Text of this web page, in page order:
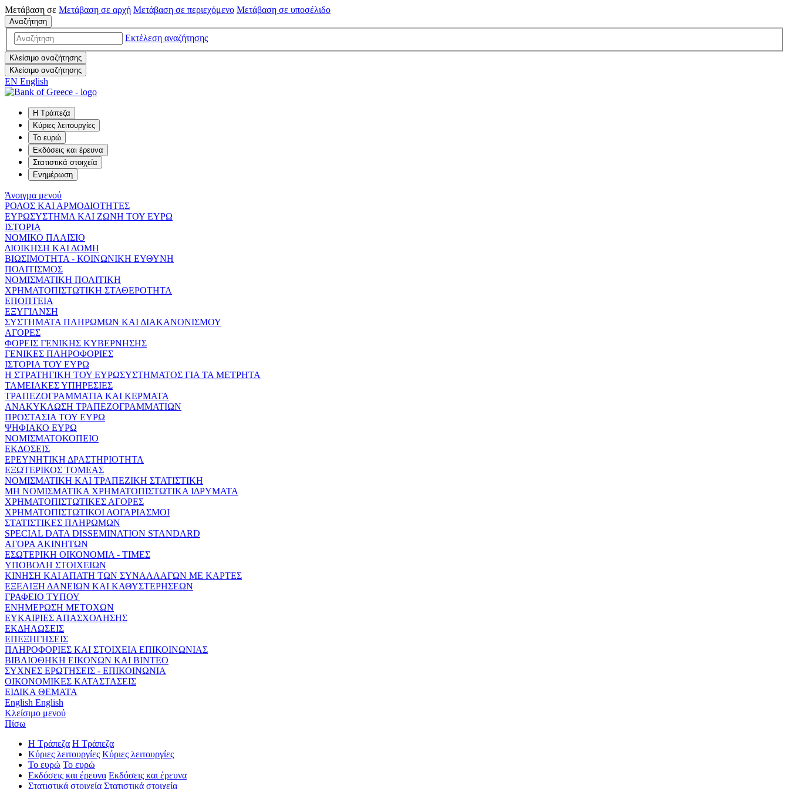
Μετάβαση σε Μετάβαση σε αρχή Μετάβαση σε περιεχόμενο Μετάβαση σε υποσέλιδο
Αναζήτηση
Εκτέλεση αναζήτησης
Κλείσιμο αναζήτησης
Κλείσιμο αναζήτησης
EN English
Η Τράπεζα
Κύριες λειτουργίες
Το ευρώ
Εκδόσεις και έρευνα
Στατιστικά στοιχεία
Ενημέρωση
Άνοιγμα μενού
ΡΟΛΟΣ ΚΑΙ ΑΡΜΟΔΙΟΤΗΤΕΣ
ΕΥΡΩΣΥΣΤΗΜΑ ΚΑΙ ΖΩΝΗ ΤΟΥ ΕΥΡΩ
ΙΣΤΟΡΙΑ
ΝΟΜΙΚΟ ΠΛΑΙΣΙΟ
ΔΙΟΙΚΗΣΗ ΚΑΙ ΔΟΜΗ
ΒΙΩΣΙΜΟΤΗΤΑ - ΚΟΙΝΩΝΙΚΗ ΕΥΘΥΝΗ
ΠΟΛΙΤΙΣΜΟΣ
ΝΟΜΙΣΜΑΤΙΚΗ ΠΟΛΙΤΙΚΗ
ΧΡΗΜΑΤΟΠΙΣΤΩΤΙΚΗ ΣΤΑΘΕΡΟΤΗΤΑ
ΕΠΟΠΤΕΙΑ
ΕΞΥΓΙΑΝΣΗ
ΣΥΣΤΗΜΑΤΑ ΠΛΗΡΩΜΩΝ ΚΑΙ ΔΙΑΚΑΝΟΝΙΣΜΟΥ
ΑΓΟΡΕΣ
ΦΟΡΕΙΣ ΓΕΝΙΚΗΣ ΚΥΒΕΡΝΗΣΗΣ
ΓΕΝΙΚΕΣ ΠΛΗΡΟΦΟΡΙΕΣ
ΙΣΤΟΡΙΑ ΤΟΥ ΕΥΡΩ
Η ΣΤΡΑΤΗΓΙΚΗ ΤΟΥ ΕΥΡΩΣΥΣΤΗΜΑΤΟΣ ΓΙΑ ΤΑ ΜΕΤΡΗΤΑ
ΤΑΜΕΙΑΚΕΣ ΥΠΗΡΕΣΙΕΣ
ΤΡΑΠΕΖΟΓΡΑΜΜΑΤΙΑ ΚΑΙ ΚΕΡΜΑΤΑ
ΑΝΑΚΥΚΛΩΣΗ ΤΡΑΠΕΖΟΓΡΑΜΜΑΤΙΩΝ
ΠΡΟΣΤΑΣΙΑ ΤΟΥ ΕΥΡΩ
ΨΗΦΙΑΚΟ ΕΥΡΩ
ΝΟΜΙΣΜΑΤΟΚΟΠΕΙΟ
ΕΚΔΟΣΕΙΣ
ΕΡΕΥΝΗΤΙΚΗ ΔΡΑΣΤΗΡΙΟΤΗΤΑ
ΕΞΩΤΕΡΙΚΟΣ ΤΟΜΕΑΣ
ΝΟΜΙΣΜΑΤΙΚΗ ΚΑΙ ΤΡΑΠΕΖΙΚΗ ΣΤΑΤΙΣΤΙΚΗ
ΜΗ ΝΟΜΙΣΜΑΤΙΚΑ ΧΡΗΜΑΤΟΠΙΣΤΩΤΙΚΑ ΙΔΡΥΜΑΤΑ
ΧΡΗΜΑΤΟΠΙΣΤΩΤΙΚΕΣ ΑΓΟΡΕΣ
ΧΡΗΜΑΤΟΠΙΣΤΩΤΙΚΟΙ ΛΟΓΑΡΙΑΣΜΟΙ
ΣΤΑΤΙΣΤΙΚΕΣ ΠΛΗΡΩΜΩΝ
SPECIAL DATA DISSEMINATION STANDARD
ΑΓΟΡΑ ΑΚΙΝΗΤΩΝ
ΕΣΩΤΕΡΙΚΗ ΟΙΚΟΝΟΜΙΑ - ΤΙΜΕΣ
ΥΠΟΒΟΛΗ ΣΤΟΙΧΕΙΩΝ
ΚΙΝΗΣΗ ΚΑΙ ΑΠΑΤΗ ΤΩΝ ΣΥΝΑΛΛΑΓΩΝ ΜΕ ΚΑΡΤΕΣ
ΕΞΕΛΙΞΗ ΔΑΝΕΙΩΝ ΚΑΙ ΚΑΘΥΣΤΕΡΗΣΕΩΝ
ΓΡΑΦΕΙΟ ΤΥΠΟΥ
ΕΝΗΜΕΡΩΣΗ ΜΕΤΟΧΩΝ
ΕΥΚΑΙΡΙΕΣ ΑΠΑΣΧΟΛΗΣΗΣ
ΕΚΔΗΛΩΣΕΙΣ
ΕΠΕΞΗΓΗΣΕΙΣ
ΠΛΗΡΟΦΟΡΙΕΣ ΚΑΙ ΣΤΟΙΧΕΙΑ ΕΠΙΚΟΙΝΩΝΙΑΣ
ΒΙΒΛΙΟΘΗΚΗ ΕΙΚΟΝΩΝ ΚΑΙ ΒΙΝΤΕΟ
ΣΥΧΝΕΣ ΕΡΩΤΗΣΕΙΣ - ΕΠΙΚΟΙΝΩΝΙΑ
ΟΙΚΟΝΟΜΙΚΕΣ ΚΑΤΑΣΤΑΣΕΙΣ
ΕΙΔΙΚΑ ΘΕΜΑΤΑ
English English
Κλείσιμο μενού
Πίσω
Η Τράπεζα Η Τράπεζα
Κύριες λειτουργίες Κύριες λειτουργίες
Το ευρώ Το ευρώ
Εκδόσεις και έρευνα Εκδόσεις και έρευνα
Στατιστικά στοιχεία Στατιστικά στοιχεία